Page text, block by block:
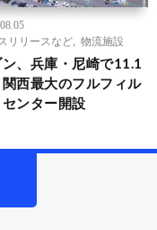
リリースなど
物流施設
、兵庫・尼崎で11.1
西最大のフルフィル
センター開設